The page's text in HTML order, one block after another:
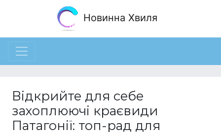
Новинна Хвиля
Відкрийте для себе
захоплюючі краєвиди
Патагонії: топ-рад для